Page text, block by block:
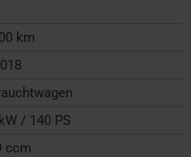
km
/ 140 PS
ccm